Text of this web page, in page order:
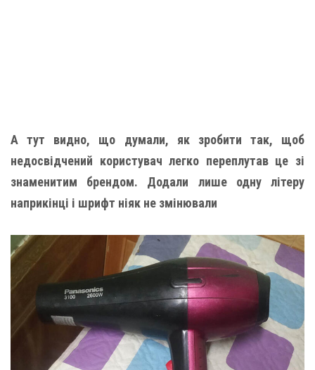
А тут видно, що думали, як зробити так, щоб
недосвідчений користувач легко переплутав це зі
знаменитим брендом. Додали лише одну літеру
наприкінці і шрифт ніяк не змінювали